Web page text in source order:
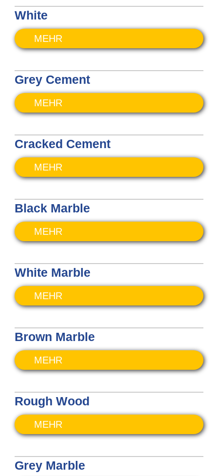
White
MEHR
Grey Cement
MEHR
Cracked Cement
MEHR
Black Marble
MEHR
White Marble
MEHR
Brown Marble
MEHR
Rough Wood
MEHR
Grey Marble